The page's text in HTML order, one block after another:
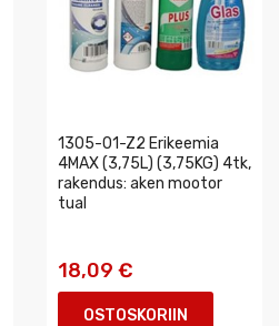
1305-01-Z2 Erikeemia
4MAX (3,75L) (3,75KG) 4tk,
rakendus: aken mootor
tual
18,09 €
OSTOSKORIIN